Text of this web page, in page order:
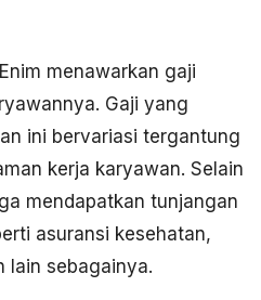
menawarkan gaji
Gaji yang
ini bervariasi tergantung
kerja karyawan. Selain
mendapatkan tunjangan
asuransi kesehatan,
lain sebagainya.